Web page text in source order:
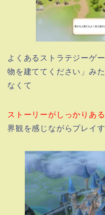
よくあるストラテジーゲ
物を建ててください」み
なくて
ストーリーがしっかりある
界観を感じながらプレイ